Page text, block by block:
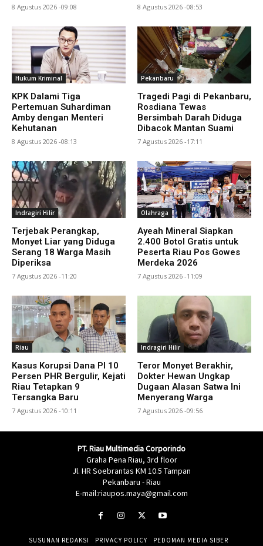
8 Agustus 2026 -09:08 8 Agustus 2026 -08:53
Hukum Kriminal
KPK Dalami Tiga
Pertemuan Suhardiman
Amby dengan Menteri
Kehutanan
8 Agustus 2026 -08:13
Pekanbaru
Tragedi Pagi di Pekanbaru,
Rosdiana Tewas
Bersimbah Darah Diduga
Dibacok Mantan Suami
7 Agustus 2026 -17:11
Indragiri Hilir
Terjebak Perangkap,
Monyet Liar yang Diduga
Serang 18 Warga Masih
Diperiksa
7 Agustus 2026 -11:20
Olahraga
Ayeah Mineral Siapkan
2.400 Botol Gratis untuk
Peserta Riau Pos Gowes
Merdeka 2026
7 Agustus 2026 -11:09
Riau
Kasus Korupsi Dana PI 10
Persen PHR Bergulir, Kejati
Riau Tetapkan 9
Tersangka Baru
7 Agustus 2026 -10:11
Indragiri Hilir
Teror Monyet Berakhir,
Dokter Hewan Ungkap
Dugaan Alasan Satwa Ini
Menyerang Warga
7 Agustus 2026 -09:56
PT. Riau Multimedia Corporindo
Graha Pena Riau, 3rd floor
Jl. HR Soebrantas KM 10.5 Tampan
Pekanbaru - Riau
E-mail:riaupos.maya@gmail.com
SUSUNAN REDAKSI PRIVACY POLICY PEDOMAN MEDIA SIBER